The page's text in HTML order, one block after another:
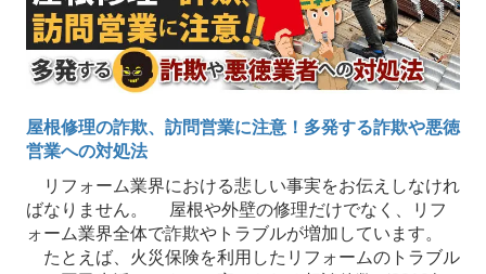
屋根修理の詐欺、訪問営業に注意！多発する詐欺や悪徳
営業への対処法
リフォーム業界における悲しい事実をお伝えしなけれ
ばなりません。 屋根や外壁の修理だけでなく、リフ
ォーム業界全体で詐欺やトラブルが増加しています。
たとえば、火災保険を利用したリフォームのトラブル